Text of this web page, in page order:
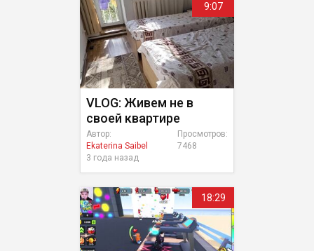
9:07
VLOG: Живем не в
своей квартире
Просмотров:
7468
Автор:
Ekaterina Saibel
3 года назад
18:29